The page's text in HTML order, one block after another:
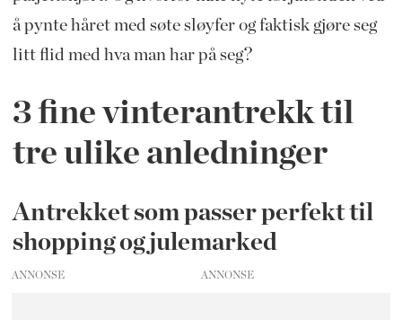
å pynte håret med søte sløyfer og faktisk gjøre seg
litt flid med hva man har på seg?
3 fine vinterantrekk til
tre ulike anledninger
Antrekket som passer perfekt til
shopping og julemarked
ANNONSE